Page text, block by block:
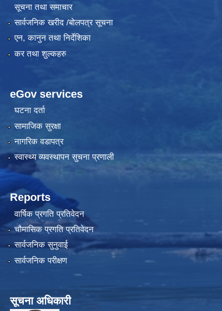
सूचना तथा समाचार
सार्वजनिक खरीद /बोलपत्र सूचना
एन, कानुन तथा निर्देशिका
कर तथा शुल्कहरु
eGov services
घटना दर्ता
सामाजिक सुरक्षा
नागरिक वडापत्र
स्वास्थ्य व्यवस्थापन सुचना प्रणाली
Reports
वार्षिक प्रगति प्रतिवेदन
चौमासिक प्रगति प्रतिवेदन
सार्वजनिक सुनुवाई
सार्वजनिक परीक्षण
सूचना अधिकारी